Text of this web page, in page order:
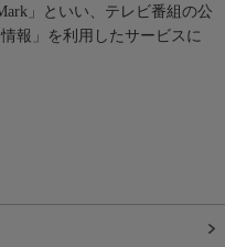
」といい、テレビ番組の公
報」を利用したサービスに